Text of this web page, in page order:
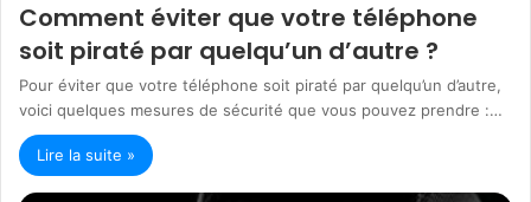
Comment éviter que votre téléphone
soit piraté par quelqu’un d’autre ?
Pour éviter que votre téléphone soit piraté par quelqu’un d’autre,
voici quelques mesures de sécurité que vous pouvez prendre :…
Lire la suite »